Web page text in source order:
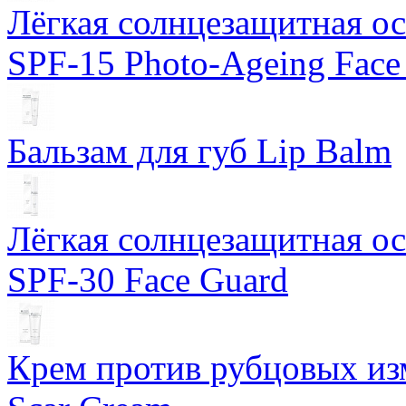
Лёгкая солнцезащитная
SPF-15 Photo-Ageing
Бальзам для губ Lip Balm
Лёгкая солнцезащитная
SPF-30 Face Guard
Крем против рубцовых